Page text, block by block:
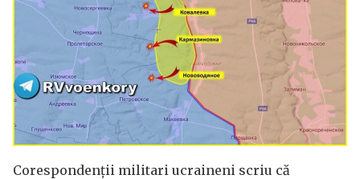
Corespondenții militari ucraineni scriu că